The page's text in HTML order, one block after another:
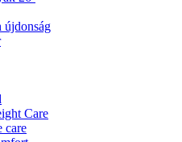
újdonság
Care
care